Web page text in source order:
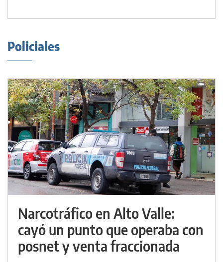
Policiales
Narcotráfico en Alto Valle:
cayó un punto que operaba con
posnet y venta fraccionada